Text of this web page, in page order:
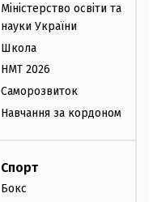
Міністерство освіти та
науки України
Школа
НМТ 2026
Саморозвиток
Навчання за кордоном
Спорт
Бокс